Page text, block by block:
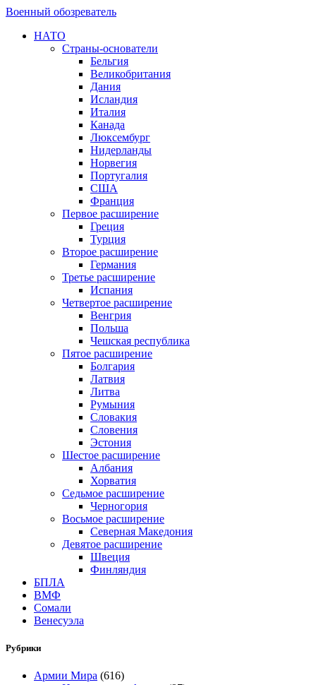
Военный обозреватель
НАТО
Страны-основатели
Бельгия
Великобритания
Дания
Исландия
Италия
Канада
Люксембург
Нидерланды
Норвегия
Португалия
США
Франция
Первое расширение
Греция
Турция
Второе расширение
Германия
Третье расширение
Испания
Четвертое расширение
Венгрия
Польша
Чешская республика
Пятое расширение
Болгария
Латвия
Литва
Румыния
Словакия
Словения
Эстония
Шестое расширение
Албания
Хорватия
Седьмое расширение
Черногория
Восьмое расширение
Северная Македония
Девятое расширение
Швеция
Финляндия
БПЛА
ВМФ
Сомали
Венесуэла
Рубрики
Армии Мира (616)